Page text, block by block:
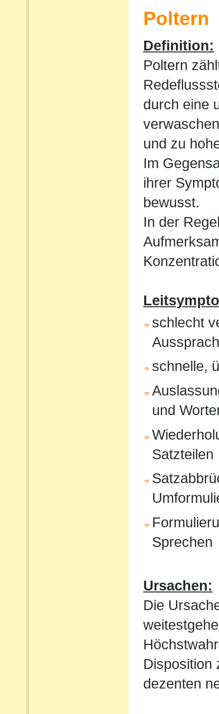
Poltern
Definition:
Poltern
durch eine
und zu
Im
ihrer
bewusst.
In der
schlecht
schnelle,
und
Satzteilen
Sprechen
Ursachen:
Die
Disposition
dezenten